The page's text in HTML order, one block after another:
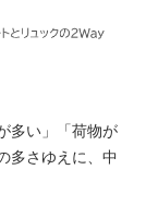
多い」「荷物が
多さゆえに、中